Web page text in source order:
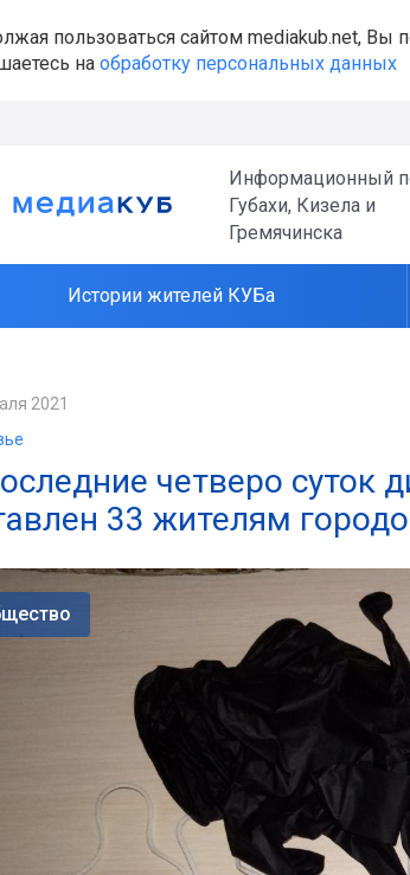
пользоваться сайтом mediakub.net, Вы
на обработку персональных данных
Информационный
Губахи, Кизела и
Гремячинска
Истории жителей КУБа
2021
четверо суток
33 жителям